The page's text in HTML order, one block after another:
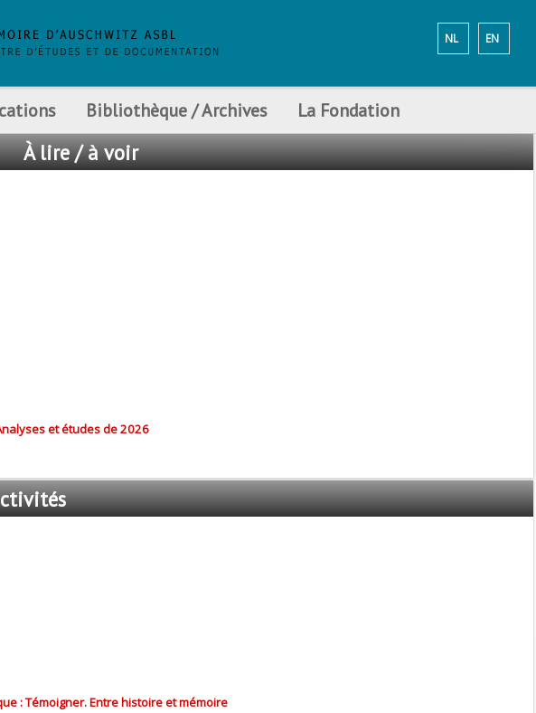
EN
NL
Bibliothèque / Archives La Fondation
À lire / à voir
et études de 2026
: Témoigner. Entre histoire et mémoire